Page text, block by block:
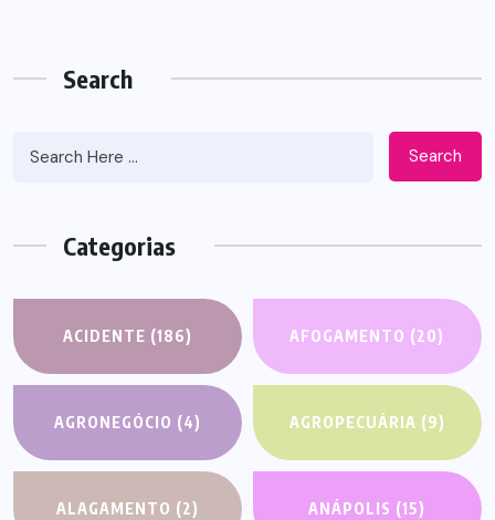
Search
Search
Categorias
ACIDENTE (186) AFOGAMENTO (20)
AGRONEGÓCIO (4) AGROPECUÁRIA (9)
ALAGAMENTO (2) ANÁPOLIS (15)